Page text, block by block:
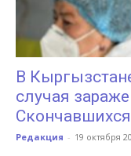
В
случая
Редакция - 19 октября